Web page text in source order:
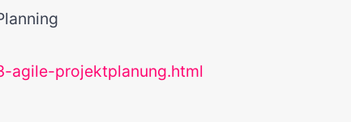
agile-projektplanung.html